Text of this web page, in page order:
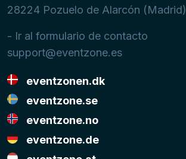
28224 Pozuelo de Alarcón (Madrid)
- Ir al formulario de contacto
support@eventzone.es
eventzonen.dk
eventzone.se
eventzone.no
eventzone.de